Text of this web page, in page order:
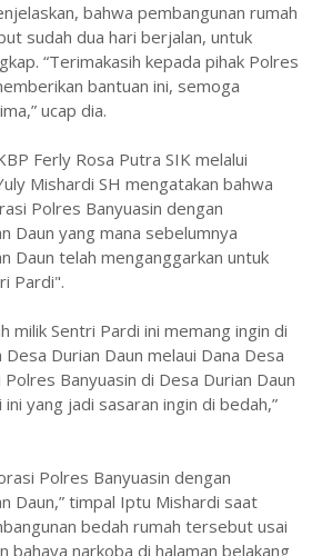
bahwa pembangunan rumah
sudah dua hari berjalan, untuk
“Terimakasih kepada pihak Polres
bantuan ini, semoga
ucap dia.
Ferly Rosa Putra SIK melalui
Mishardi SH mengatakan bahwa
Polres Banyuasin dengan
Daun yang mana sebelumnya
Daun telah menganggarkan untuk
Pardi".
milik Sentri Pardi ini memang ingin di
Durian Daun melaui Dana Desa
Banyuasin di Desa Durian Daun
yang jadi sasaran ingin di bedah,”
Polres Banyuasin dengan
Daun,” timpal Iptu Mishardi saat
bedah rumah tersebut usai
bahaya narkoba di halaman belakang